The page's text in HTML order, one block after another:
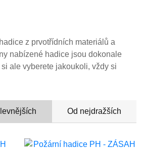
z prvotřídních materiálů a
nabízené hadice jsou dokonale
ale vyberete jakoukoli, vždy si
Od nejdražších